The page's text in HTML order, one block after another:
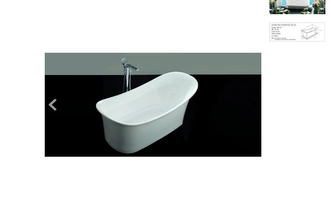
7º
deca you
8º
black matte